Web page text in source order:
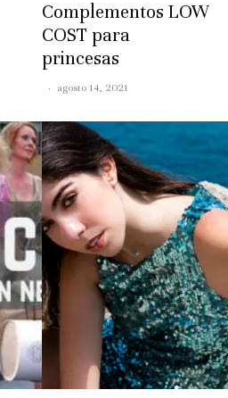
Complementos LOW
COST para
princesas
· agosto 14, 2021